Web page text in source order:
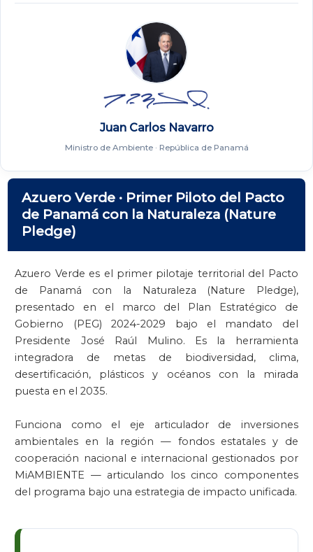
Juan Carlos Navarro
Ministro de Ambiente · República de Panamá
Azuero Verde · Primer Piloto del Pacto
de Panamá con la Naturaleza (Nature
Pledge)
Azuero Verde es el primer pilotaje territorial del Pacto
de Panamá con la Naturaleza (Nature Pledge),
presentado en el marco del Plan Estratégico de
Gobierno (PEG) 2024-2029 bajo el mandato del
Presidente José Raúl Mulino. Es la herramienta
integradora de metas de biodiversidad, clima,
desertificación, plásticos y océanos con la mirada
puesta en el 2035.
Funciona como el eje articulador de inversiones
ambientales en la región — fondos estatales y de
cooperación nacional e internacional gestionados por
MiAMBIENTE — articulando los cinco componentes
del programa bajo una estrategia de impacto unificada.